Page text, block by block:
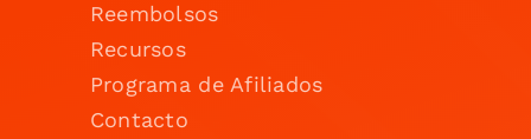
Reembolsos
Recursos
Programa de Afiliados
Contacto